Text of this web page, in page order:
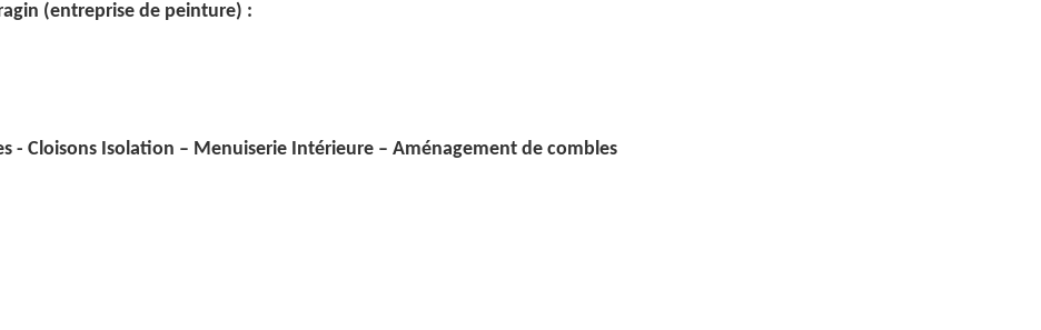
(entreprise de peinture) :
- Cloisons Isolation – Menuiserie Intérieure – Aménagement de combles